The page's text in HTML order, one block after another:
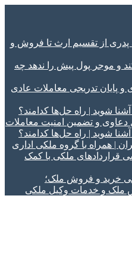
خانه پدری از تقسیم ارث تا فروش و
و موجر پول پیش را ندهد چه
و پایان تدریجی معاملات عادی
و تضمین امنیت معاملات
| همراه با گروه ملکی اداری
قراردادهای ملکی با کمک
خرید و فروش ملک؛
ملک و خدمات وکیل ملکی